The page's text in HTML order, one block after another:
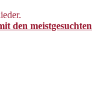
den meistgesuchten